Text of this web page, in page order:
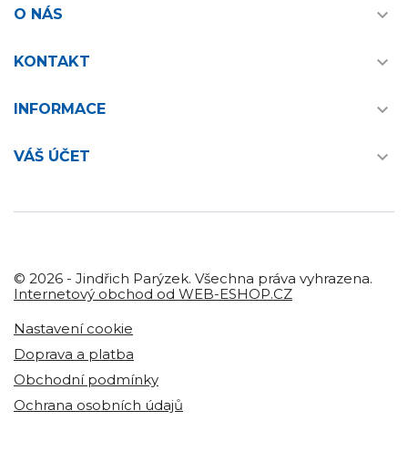
O NÁS 
KONTAKT 
INFORMACE 
VÁŠ ÚČET 
© 2026 - Jindřich Parýzek. Všechna práva vyhrazena.
Internetový obchod od WEB-ESHOP.CZ
Nastavení cookie
Doprava a platba
Obchodní podmínky
Ochrana osobních údajů